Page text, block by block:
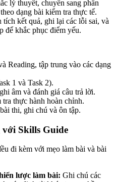
lý thuyết, chuyển sang phần
dạng bài kiểm tra thực tế.
tích kết quả, ghi lại các lỗi sai, và
để khắc phục điểm yếu.
Reading, tập trung vào các dạng
1 và Task 2).
âm và đánh giá câu trả lời.
thực hành hoàn chỉnh.
thi, ghi chú và ôn tập.
Skills Guide
đi kèm với mẹo làm bài và bài
lược làm bài: Ghi chú các